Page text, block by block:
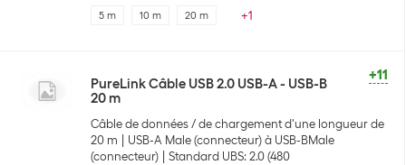
5 m 10 m 20 m +1
+11
PureLink Câble USB 2.0 USB-A - USB-B
20 m
Câble de données / de chargement d'une longueur de
20 m
USB-A Male (connecteur) à USB-BMale
(connecteur)
Standard UBS: 2.0 (480